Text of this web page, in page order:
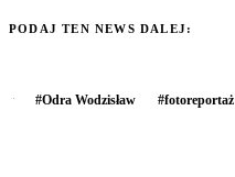
PODAJ TEN NEWS DALEJ:
#Odra Wodzisław #fotoreportaż